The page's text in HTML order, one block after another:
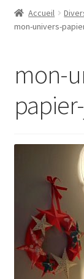
A propos
Accueil
mon-univers-
mon-